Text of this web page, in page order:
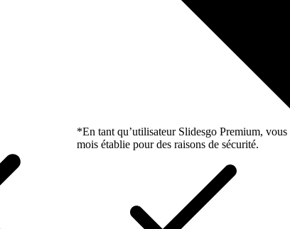
*En tant qu’utilisateur Slidesgo Premium,
mois établie pour des raisons de sécurité.